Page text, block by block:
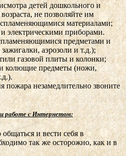
детей дошкольного и
не позволяйте им
материалами;
электрическими приборами.
предметами и
аэрозоли и т.д.);
газовой плиты и колонки;
колющие предметы (ножи,
пожара незамедлительно звоните
работе с Интернетом:
и вести себя в
так же осторожно, как и в